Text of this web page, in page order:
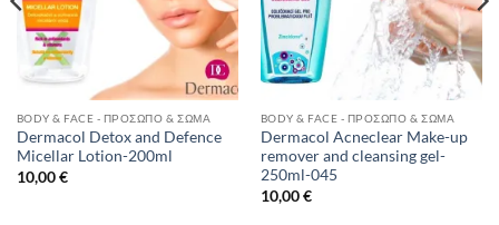
BODY & FACE - ΠΡΌΣΩΠΟ & ΣΏΜΑ
Dermacol Detox and Defence
Micellar Lotion-200ml
10,00€
BODY & FACE - ΠΡΌΣΩΠΟ & ΣΏΜΑ
Dermacol Acneclear Make-up
remover and cleansing gel-
250ml-045
10,00€